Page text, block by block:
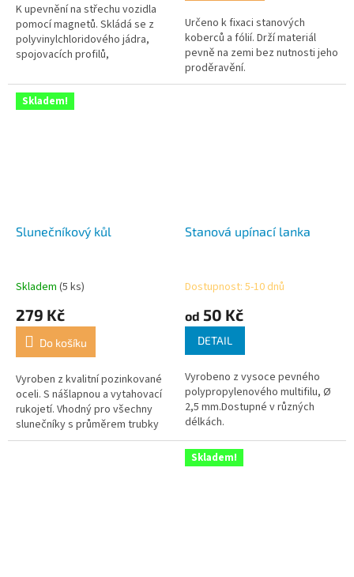
5
hvězdiček.
K upevnění na střechu vozidla
pomocí magnetů. Skládá se z
polyvinylchloridového jádra,
spojovacích profilů,
textilních kédrů (100 %
polyester).
Určeno k fixaci stanových
koberců a fólií. Drží materiál
pevně na zemi bez nutnosti jeho
proděravění.
Skladem!
Slunečníkový kůl
Skladem (5 ks)
279 Kč
Do košíku
Vyroben z kvalitní pozinkované
oceli. S nášlapnou a vytahovací
rukojetí. Vhodný pro všechny
slunečníky s průměrem trubky
až 30 mm.
Stanová upínací lanka
Dostupnost: 5-10 dnů
od 50 Kč
DETAIL
Vyrobeno z vysoce pevného
polypropylenového multifilu, Ø
2,5 mm.Dostupné v různých
délkách.
Skladem!